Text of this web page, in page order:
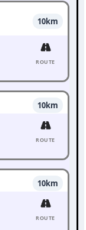
10km
ROUTE
10km
ROUTE
10km
ROUTE